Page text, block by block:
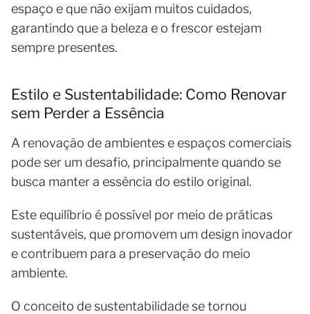
espaço e que não exijam muitos cuidados,
garantindo que a beleza e o frescor estejam
sempre presentes.
Estilo e Sustentabilidade: Como Renovar
sem Perder a Essência
A renovação de ambientes e espaços comerciais
pode ser um desafio, principalmente quando se
busca manter a essência do estilo original.
Este equilíbrio é possível por meio de práticas
sustentáveis, que promovem um design inovador
e contribuem para a preservação do meio
ambiente.
O conceito de sustentabilidade se tornou